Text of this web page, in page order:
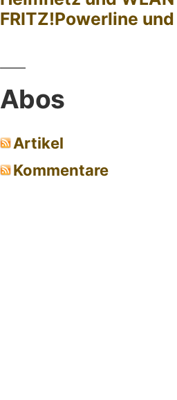
FRITZ!Powerline und
Abos
Artikel
Kommentare